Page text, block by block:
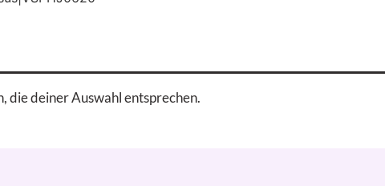
die deiner Auswahl entsprechen.